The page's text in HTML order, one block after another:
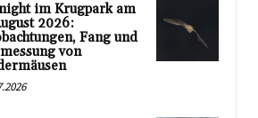
im Krugpark am
2026:
Fang und
von